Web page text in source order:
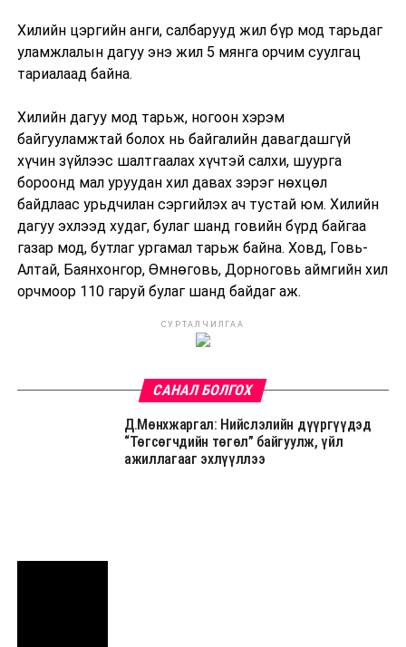
Хилийн цэргийн анги, салбарууд жил бүр мод тарьдаг
уламжлалын дагуу энэ жил 5 мянга орчим суулгац
тариалаад байна.
Хилийн дагуу мод тарьж, ногоон хэрэм
байгууламжтай болох нь байгалийн давагдашгүй
хүчин зүйлээс шалтгаалах хүчтэй салхи, шуурга
бороонд мал уруудан хил давах зэрэг нөхцөл
байдлаас урьдчилан сэргийлэх ач тустай юм. Хилийн
дагуу эхлээд худаг, булаг шанд говийн бүрд байгаа
газар мод, бутлаг ургамал тарьж байна. Ховд, Говь-
Алтай, Баянхонгор, Өмнөговь, Дорноговь аймгийн хил
орчмоор 110 гаруй булаг шанд байдаг аж.
СУРТАЛЧИЛГАА
САНАЛ БОЛГОХ
Д.Мөнхжаргал: Нийслэлийн дүүргүүдэд
“Төгсөгчдийн төгөл” байгуулж, үйл
ажиллагааг эхлүүллээ